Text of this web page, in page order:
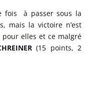
fois à passer sous la
mais la victoire n’est
elles et ce malgré
(15 points, 2